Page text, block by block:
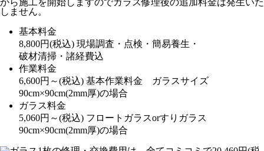
から施工を開始しますのでガラス修理後の追加料金は発生いた
しません。
基本料金
8,800円(税込) 現場調査・点検・簡易養生・
破材清掃・諸経費込
作業料金
6,600円～(税込) 基本作業料金 ガラスサイズ
90cm×90cm(2mm厚)の場合
ガラス料金
5,060円～(税込) フロートガラスorすりガラス
90cm×90cm(2mm厚)の場合